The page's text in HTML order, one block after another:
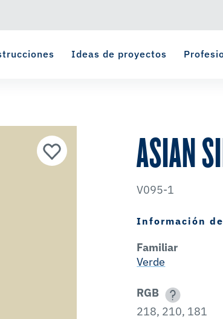
Ideas de proyectos
ASIAN
V095-1
Información
Familiar
Verde
RGB
218, 210, 181